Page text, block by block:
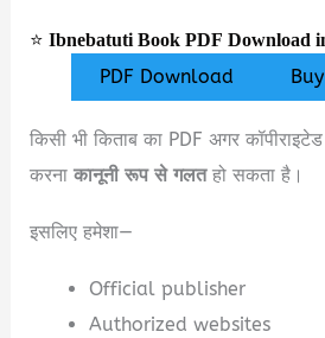
⭐Ibnebatuti Book PDF Download
PDF Download
किसी भी किताब का PDF अगर
करनाकानूनी रूप से गलतहो सकता है।
इसलिए हमेशा—
Official publisher
Authorized websites